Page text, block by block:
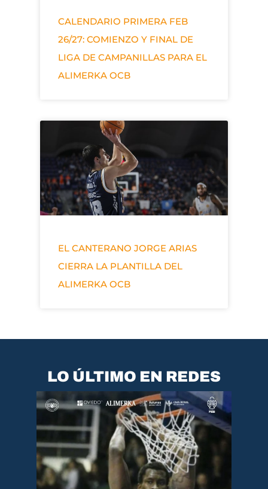
CALENDARIO PRIMERA FEB
26/27: COMIENZO Y FINAL DE
LIGA DE CAMPANILLAS PARA EL
ALIMERKA OCB
EL CANTERANO JORGE ARIAS
CIERRA LA PLANTILLA DEL
ALIMERKA OCB
LO ÚLTIMO EN REDES